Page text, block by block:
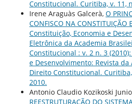
Constitucional. Curitiba, v. 11,
Irene Araguàs Galcerà, O
CONFISCO NA CONSTITUIÇÃO
Constituição, Economia e
Eletrônica da Academia
Constitucional : v. 2 n. 3
e Desenvolvimento: Revista
Direito Constitucional.
2010.
Antonio Claudio Kozikoski
REESTRUTURAÇÃO DO